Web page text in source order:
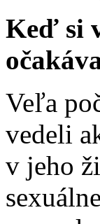
Keď si
Veľa
vedeli
v jeho